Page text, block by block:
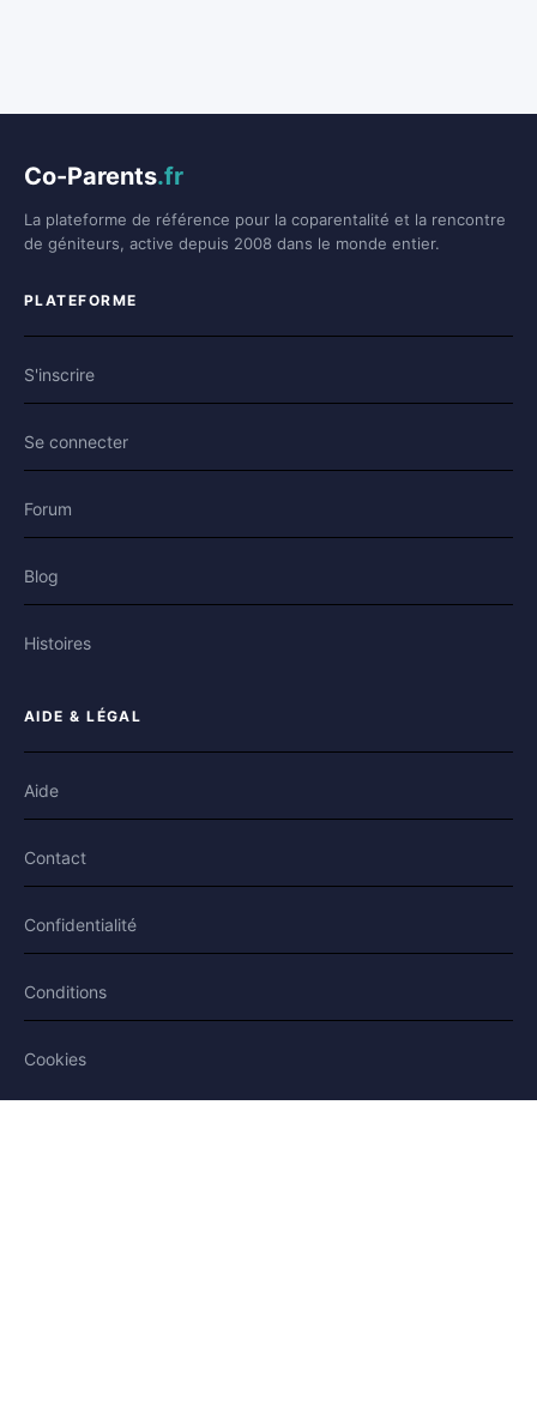
Co-Parents.fr
La plateforme de référence pour la coparentalité et la rencontre
de géniteurs, active depuis 2008 dans le monde entier.
PLATEFORME
S'inscrire
Se connecter
Forum
Blog
Histoires
AIDE & LÉGAL
Aide
Contact
Confidentialité
Conditions
Cookies